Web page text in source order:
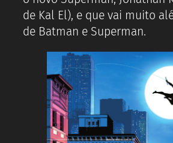
de Kal El), e que vai muito
de Batman e Superman.